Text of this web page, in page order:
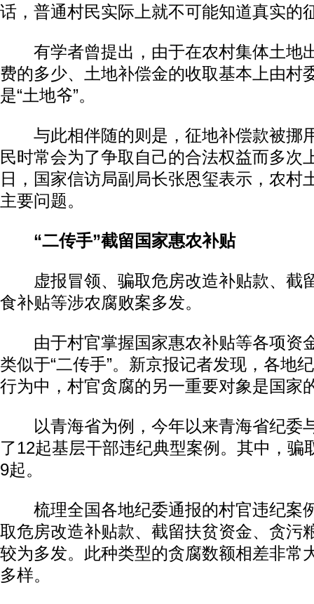
话，普通村民实际上就不可能知道真实的
有学者曾提出，由于在农村集体土地
费的多少、土地补偿金的收取基本上由村
是“土地爷”。
与此相伴随的则是，征地补偿款被挪
民时常会为了争取自己的合法权益而多次
日，国家信访局副局长张恩玺表示，农村
主要问题。
“二传手”截留国家惠农补贴
虚报冒领、骗取危房改造补贴款、截
食补贴等涉农腐败案多发。
由于村官掌握国家惠农补贴等各项资
类似于“二传手”。新京报记者发现，各地
行为中，村官贪腐的另一重要对象是国家
以青海省为例，今年以来青海省纪委
了12起基层干部违纪典型案例。其中，骗
9起。
梳理全国各地纪委通报的村官违纪案
取危房改造补贴款、截留扶贫资金、贪污
较为多发。此种类型的贪腐数额相差非常
多样。